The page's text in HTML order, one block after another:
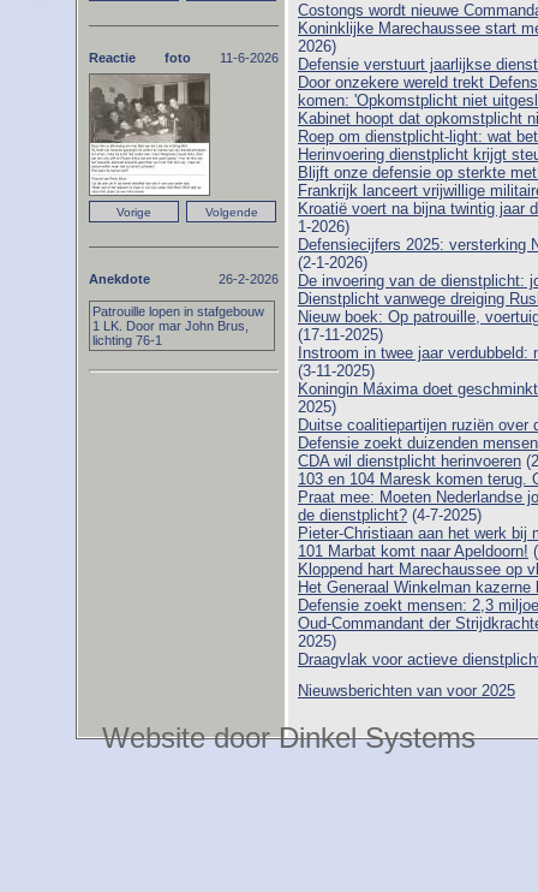
Costongs wordt nieuwe
Koninklijke Marechaussee start
2026)
Defensie verstuurt jaarlijkse
Door onzekere wereld trekt
komen: 'Opkomstplicht niet
Kabinet hoopt dat opkomstplicht
Roep om dienstplicht-light: wat
Herinvoering dienstplicht krijgt
Blijft onze defensie op sterkte
Frankrijk lanceert vrijwillige
Kroatië voert na bijna twintig jaar
1-2026)
Defensiecijfers 2025: versterking
(2-1-2026)
De invoering van de dienstplicht:
Dienstplicht vanwege dreiging
Nieuw boek: Op patrouille,
(17-11-2025)
Instroom in twee jaar
(3-11-2025)
Koningin Máxima doet
2025)
Duitse coalitiepartijen ruziën over
Defensie zoekt duizenden
CDA wil dienstplicht herinvoeren
103 en 104 Maresk komen terug.
Praat mee: Moeten Nederlandse
de dienstplicht? (4-7-2025)
Pieter-Christiaan aan het werk bij
101 Marbat komt naar Apeldoorn!
Kloppend hart Marechaussee op
Het Generaal Winkelman
Defensie zoekt mensen: 2,3
Oud-Commandant der
2025)
Draagvlak voor actieve
Nieuwsberichten van voor 2025
Reactie foto 11-6-2026
Anekdote 26-2-2026
Patrouille lopen in stafgebouw
1 LK. Door mar John Brus,
lichting 76-1
Website door Dinkel Systems